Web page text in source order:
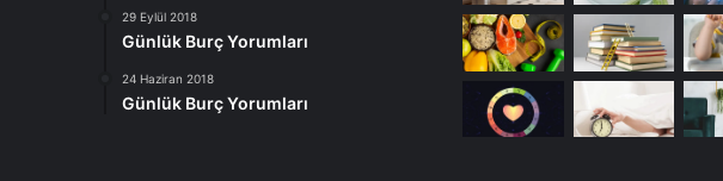
29 Eylül 2018
Günlük Burç Yorumları
24 Haziran 2018
Günlük Burç Yorumları